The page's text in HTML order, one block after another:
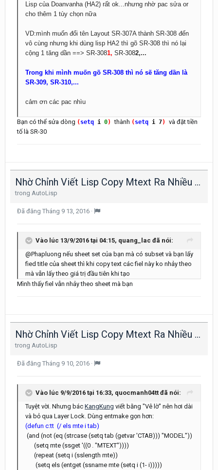
Lisp của Doanvanha (HA2) rất ok...nhưng nhờ pac sửa or
cho thêm 1 tùy chọn nữa
VD:mình muốn đổi tên Layout SR-307A thành SR-308 đến
vô cùng nhưng khi dùng lisp HA2 thì gõ SR-308 thì nó lại
cộng 1 tăng dần ==> SR-3081, SR-3082,...
Trong khi mình muốn gõ SR-308 thì nó sẽ tăng dần là
SR-309, SR-310,...
cảm ơn các pac nhìu
Bạn có thể sửa dòng ( setq i 0)thành ( setq i 7) và đặt tiền
tố là SR-30
Nhờ Chỉnh Viết Lisp Copy Mtext Ra Nhiều Layout 1 Lần
trong AutoLisp
Đã đăng Tháng 9 13, 2016 ·
Vào lúc 13/9/2016 tại 04:15, quang_lac đã nói:
@Phapluong nếu sheet set của bạn mà có subset và bạn lấy
fied title của sheet thì khi copy text các fiel này ko nhảy theo
mà vẫn lấy theo giá trị đầu tiên khi tạo
Mình thấy fiel vẫn nhảy theo sheet mà bạn
Nhờ Chỉnh Viết Lisp Copy Mtext Ra Nhiều Layout 1 Lần
trong AutoLisp
Đã đăng Tháng 9 10, 2016 ·
Vào lúc 9/9/2016 tại 16:33, quocmanh04tt đã nói:
Tuyệt vời. Nhưng bác KangKung viết bằng "Vê lờ" nên hơi dài
và bỏ qua Layer Lock. Dùng entmake gọn hơn:
(defun c:tt (/ els mte i tab)
(and (not (eq (strcase (setq tab (getvar 'CTAB))) "MODEL"))
(setq mte (ssget '((0 . "MTEXT"))))
(repeat (setq i (sslength mte))
(setq els (entget (ssname mte (setq i (1- i)))))